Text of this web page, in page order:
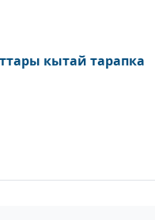
кытай тарапка